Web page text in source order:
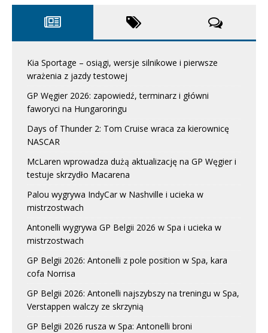
Kia Sportage – osiągi, wersje silnikowe i pierwsze
wrażenia z jazdy testowej
GP Węgier 2026: zapowiedź, terminarz i główni
faworyci na Hungaroringu
Days of Thunder 2: Tom Cruise wraca za kierownicę
NASCAR
McLaren wprowadza dużą aktualizację na GP Węgier i
testuje skrzydło Macarena
Palou wygrywa IndyCar w Nashville i ucieka w
mistrzostwach
Antonelli wygrywa GP Belgii 2026 w Spa i ucieka w
mistrzostwach
GP Belgii 2026: Antonelli z pole position w Spa, kara
cofa Norrisa
GP Belgii 2026: Antonelli najszybszy na treningu w Spa,
Verstappen walczy ze skrzynią
GP Belgii 2026 rusza w Spa: Antonelli broni